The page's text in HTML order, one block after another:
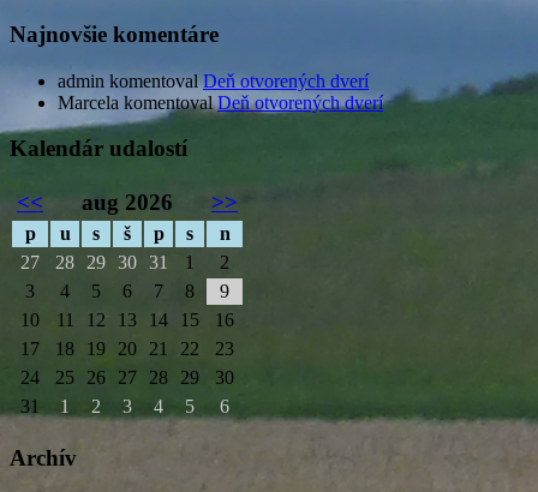
Najnovšie komentáre
admin komentovalDeň otvorených dverí
Marcela komentovalDeň otvorených dverí
Kalendár udalostí
<< aug 2026 >>
p u s š p s
n
27
28 29 30 31 1
2
3
4 5 6 7 8
9
10
11 12 13 14 15
16
17
18 19 20 21 22
23
24
25 26 27 28 29
30
31
1 2 3 4 5 6
Archív